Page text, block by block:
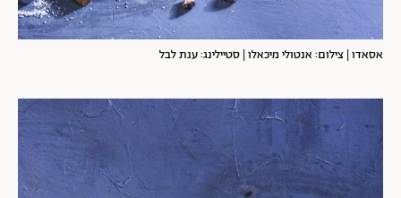
אסאדו | צילום: אנטולי מיכאלו | סטיילינג: ענת לבל